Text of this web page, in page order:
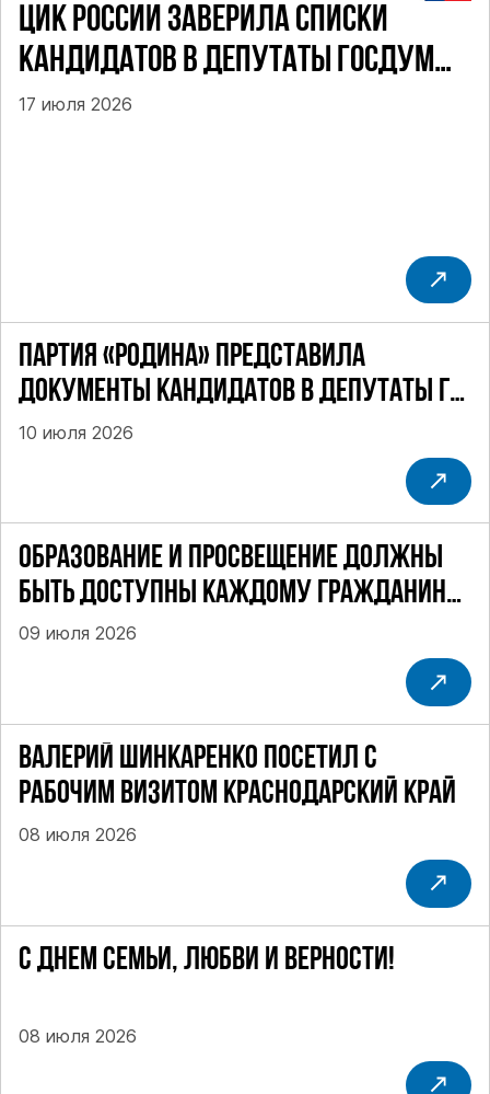
ЦИК РОССИИ ЗАВЕРИЛА СПИСКИ
КАНДИДАТОВ В ДЕПУТАТЫ ГОСДУМЫ
ДЕВЯТОГО СОЗЫВА ПАРТИИ «РОДИНА»
17 июля 2026
ПАРТИЯ «РОДИНА» ПРЕДСТАВИЛА
ДОКУМЕНТЫ КАНДИДАТОВ В ДЕПУТАТЫ ГД
РФ ДЕВЯТОГО СОЗЫВА В ЦИК РФ
10 июля 2026
ОБРАЗОВАНИЕ И ПРОСВЕЩЕНИЕ ДОЛЖНЫ
БЫТЬ ДОСТУПНЫ КАЖДОМУ ГРАЖДАНИНУ
РОССИИ
09 июля 2026
ВАЛЕРИЙ ШИНКАРЕНКО ПОСЕТИЛ С
РАБОЧИМ ВИЗИТОМ КРАСНОДАРСКИЙ КРАЙ
08 июля 2026
С ДНЕМ СЕМЬИ, ЛЮБВИ И ВЕРНОСТИ!
08 июля 2026